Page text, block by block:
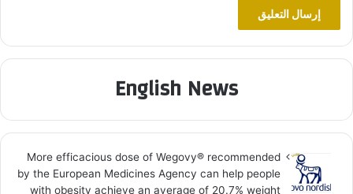
English News
More efficacious dose of Wegovy®️ recommended
by the European Medicines Agency can help people
with obesity achieve an average of 20.7% weight